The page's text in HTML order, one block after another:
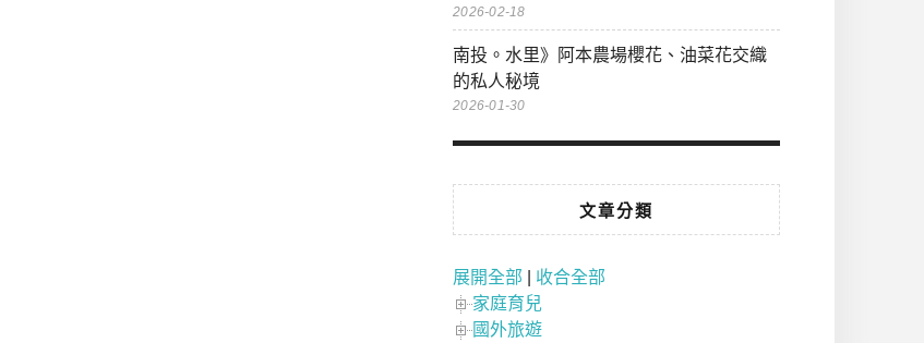
2026-02-18
南投。水里》阿本農場櫻花、油菜花交織
的私人秘境
2026-01-30
文章分類
展開全部
收合全部
家庭育兒
國外旅遊